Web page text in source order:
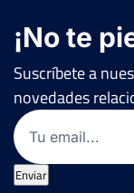
¡No te
Suscríbete a
novedades
Email
Enviar